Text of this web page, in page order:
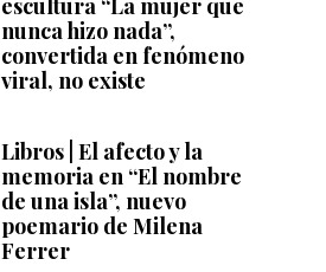
escultura “La mujer que
nunca hizo nada”,
convertida en fenómeno
viral, no existe
Libros | El afecto y la
memoria en “El nombre
de una isla”, nuevo
poemario de Milena
Ferrer